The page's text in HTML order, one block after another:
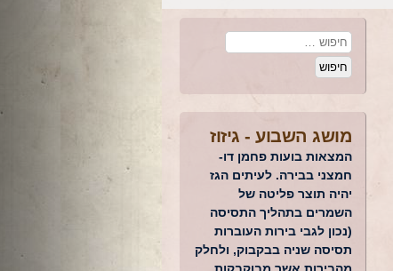
מושג השבוע - גיזוז
המצאות בועות פחמן דו-
חמצני בבירה. לעיתים הגז
יהיה תוצר פליטה של
השמרים בתהליך התסיסה
(נכון לגבי בירות העוברות
תסיסה שניה בבקבוק, ולחלק